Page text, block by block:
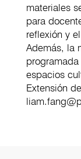
materiales
para
reflexión y
Además, la
espacios
Extensión